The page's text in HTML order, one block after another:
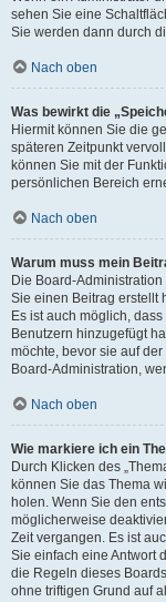
sehen Sie eine
Sie werden dann durch
Nach oben
Was bewirkt die
Hiermit können Sie die
späteren Zeitpunkt
können Sie mit der
persönlichen Bereich
Nach oben
Warum muss mein
Die Board-
Sie einen Beitrag erstellt
Es ist auch möglich,
Benutzern hinzugefügt
möchte, bevor sie auf
Board-Administration,
Nach oben
Wie markiere ich ein
Durch Klicken des
können Sie das Thema
holen. Wenn Sie den
möglicherweise
Zeit vergangen. Es ist
Sie einfach eine Antwort
die Regeln dieses
ohne triftigen Grund auf